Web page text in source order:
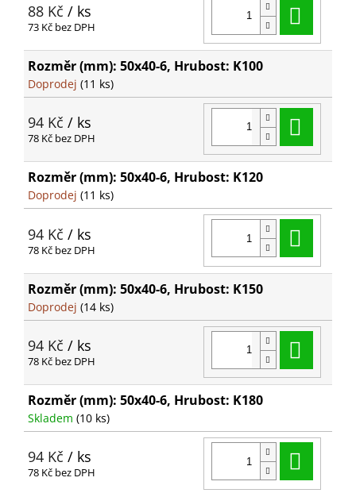
88 Kč / ks
73 Kč bez DPH
Rozměr (mm): 50x40-6, Hrubost: K100
Doprodej (11 ks)
94 Kč / ks
78 Kč bez DPH
Rozměr (mm): 50x40-6, Hrubost: K120
Doprodej (11 ks)
94 Kč / ks
78 Kč bez DPH
Rozměr (mm): 50x40-6, Hrubost: K150
Doprodej (14 ks)
94 Kč / ks
78 Kč bez DPH
Rozměr (mm): 50x40-6, Hrubost: K180
Skladem (10 ks)
94 Kč / ks
78 Kč bez DPH